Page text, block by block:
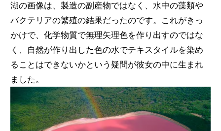
湖の画像は、製造の副産物ではなく、水中の藻類や
バクテリアの繁殖の結果だったのです。これがきっ
かけで、化学物質で無理矢理色を作り出すのではな
く、自然が作り出した色の水でテキスタイルを染め
ることはできないかという疑問が彼女の中に生まれ
ました。